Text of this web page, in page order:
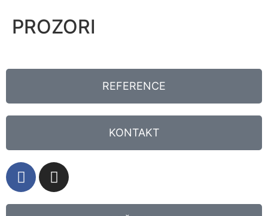
PROZORI
REFERENCE
KONTAKT